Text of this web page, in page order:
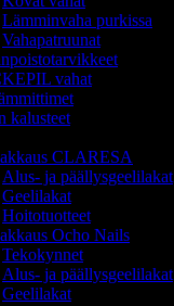
Lämminvaha purkissa
Vahapatruunat
vahat
kalusteet
CLARESA
Alus- ja päällysgeelilakat
Geelilakat
Hoitotuotteet
Ocho Nails
Tekokynnet
Alus- ja päällysgeelilakat
Geelilakat